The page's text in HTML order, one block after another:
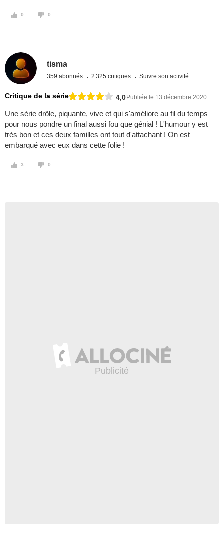
0 0
tisma
359 abonnés 2 325 critiques Suivre son activité
Critique de la série 4,0Publiée le 13 décembre 2020
Une série drôle, piquante, vive et qui s'améliore au fil du temps
pour nous pondre un final aussi fou que génial ! L'humour y est
très bon et ces deux familles ont tout d'attachant ! On est
embarqué avec eux dans cette folie !
3 0